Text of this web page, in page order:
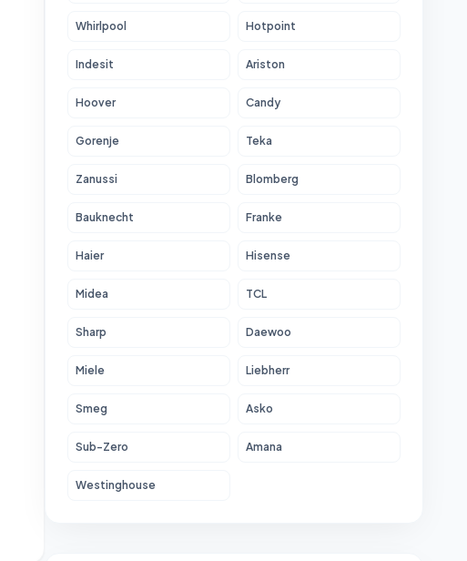
Whirlpool Hotpoint
Indesit Ariston
Hoover Candy
Gorenje Teka
Zanussi Blomberg
Bauknecht Franke
Haier Hisense
Midea TCL
Sharp Daewoo
Miele Liebherr
Smeg Asko
Sub-Zero Amana
Westinghouse